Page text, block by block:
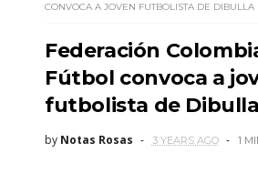
CONVOCA A JOVEN FUTBOLISTA DE DIBULLA
Federación
Fútbol convoca a
futbolista de Dibulla
by Notas Rosas 3 YEARS AGO 1